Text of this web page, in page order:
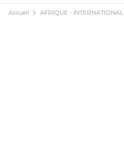
Accueil AFRIQUE - INTERNATIONAL